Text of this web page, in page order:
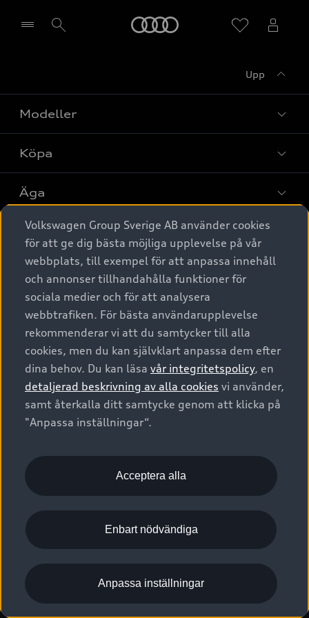
Upp
Modeller
Alla modeller
Elbilar
A6 modellerna
SUV
Avant
Audi Sport
Köpa
Privaterbjudanden
Privatleasing
Nya bilar i lager
Begagnade bilar i lager
Audi approved :plus - så gott som nya
Finansiering
Audi exclusive
Provkörning
Äga
Service & tillbehör
Audi digital services
Originaltillbehör - köp online
Garantier
Försäkring
Digitala manualer för din Audi
Audi Collection – livsstilsartiklar
Vanliga frågor
2G/3G nätet stängs ned - Hur påverkas min bil av detta?
Tjänstebil
Tjänstebil
Business lease online
Företagsleasing
Om Audi Sverige
Kontakta oss
Audi Återförsäljare/-serviceverkstad
myAudi
Pressmeddelanden
Nyhetsbrev
Vårt hållbarhetsarbete
Lediga tjänster huvudkontor
Lediga tjänster hos Audi Återförsäljare
Kommentar till mediauppgifter om dataläcka
© 2026 AUDI SVERIGE. All Rights Reserved.
Utgivare Juridiskt
Juridiskt Audi AG
Juridiskt Audi Digital Giveaway
Anpassa inställningar för cookies
Visselblåsarkanaler
Volkswagen Group Sverige AB använder cookies
för att ge dig bästa möjliga upplevelse på vår
webbplats, till exempel för att anpassa innehåll
och annonser tillhandahålla funktioner för
sociala medier och för att analysera
webbtrafiken. För bästa användarupplevelse
rekommenderar vi att du samtycker till alla
cookies, men du kan självklart anpassa dem efter
dina behov. Du kan läsa vår integritetspolicy, en
detaljerad beskrivning av alla cookies vi använder,
samt återkalla ditt samtycke genom att klicka på
"Anpassa inställningar“.
Acceptera alla
Enbart nödvändiga
Anpassa inställningar